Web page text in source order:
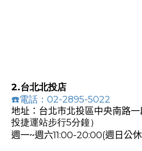
2.台北北投店
☎️電話：02-2895-5022
地址：台北市北投區中央南路一
投捷運站步行5分鐘）
週一~週六11:00-20:00(週日公